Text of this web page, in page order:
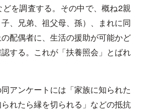
を調査する。その中で、概ね2親
、兄弟、祖父母、孫）、まれに同
配偶者に、生活の援助が可能かど
する。これが「扶養照会」とばれ
アンケートには「家族に知られた
れたら縁を切られる」などの抵抗